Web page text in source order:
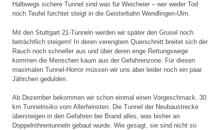
Halbwegs sichere Tunnel sind was für Weicheier – wer weder Tod
noch Teufel fürchtet steigt in die Geisterbahn Wendlingen-Ulm.
Mit den Stuttgart 21-Tunneln werden wir später den Grusel noch
beträchtlich steigern! In deren verengtem Querschnitt breitet sich der
Rauch noch schneller aus und über deren enge Rettungswege
kommen die Menschen kaum aus der Gefahrenzone. Für diesen
maximalen Tunnel-Horror müssen wir uns aber leider noch ein paar
Jährchen gedulden.
Ab Dezember bekommen wir schon einmal einen Vorgeschmack. 30
km Tunnelrisiko vom Allerfeinsten. Die Tunnel der Neubaustrecke
übersteigen in den Gefahren bei Brand alles, was bisher an
Doppelröhrentunneln gebaut wurde. Wie gesagt, sie sind nicht so